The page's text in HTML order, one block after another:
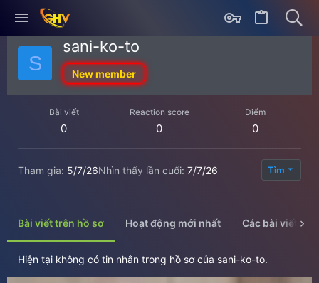
S
sani-ko-to
New member
Bài viết
0
Reaction score
0
Điểm
0
Tham gia 5/7/26Nhìn thấy lần cuối 7/7/26 Tìm
Bài viết trên hồ sơ Hoạt động mới nhất Các bài viết
Hiện tại không có tin nhắn trong hồ sơ của sani-ko-to.